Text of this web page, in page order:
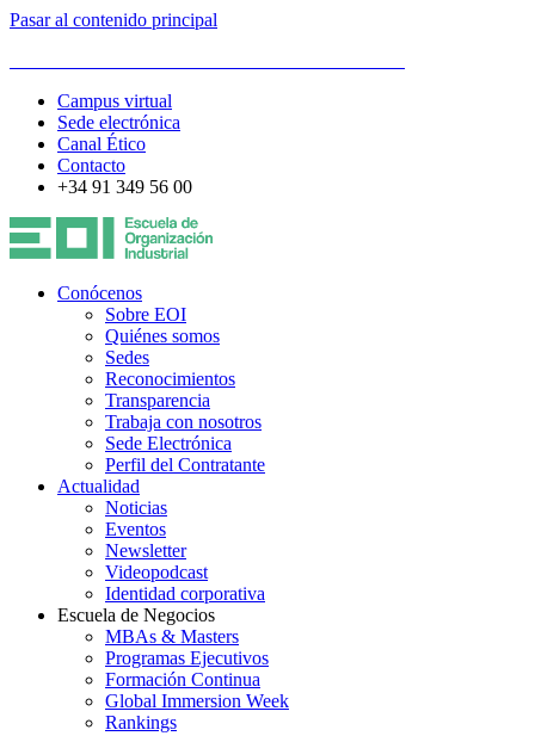
Pasar al contenido principal
Campus virtual
Sede electrónica
Canal Ético
Contacto
+34 91 349 56 00
Conócenos
Sobre EOI
Quiénes somos
Sedes
Reconocimientos
Transparencia
Trabaja con nosotros
Sede Electrónica
Perfil del Contratante
Actualidad
Noticias
Eventos
Newsletter
Videopodcast
Identidad corporativa
Escuela de Negocios
MBAs & Masters
Programas Ejecutivos
Formación Continua
Global Immersion Week
Rankings